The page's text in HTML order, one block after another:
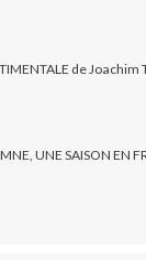
de Joachim
UNE SAISON EN